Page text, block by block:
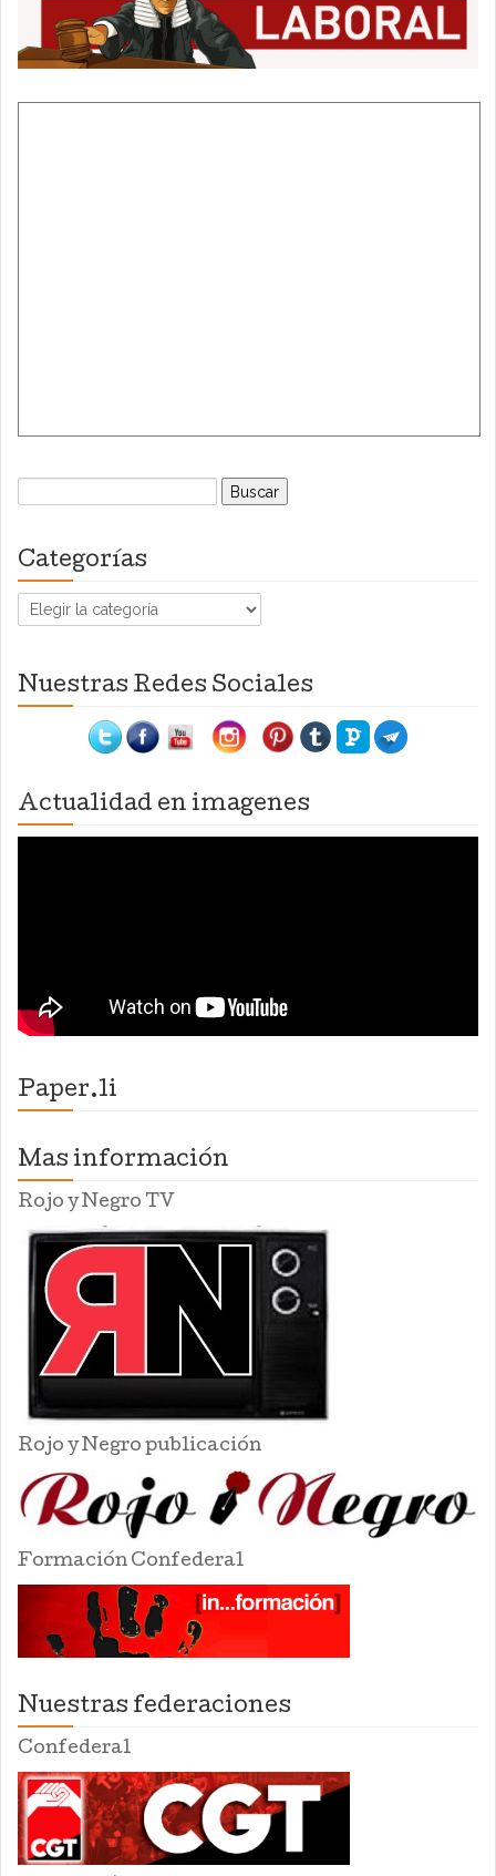
Buscar:
Categorías
Categorías
Nuestras Redes Sociales
Actualidad en imagenes
Paper.li
Mas información
Rojo y Negro TV
Rojo y Negro publicación
Formación Confederal
Nuestras federaciones
Confederal